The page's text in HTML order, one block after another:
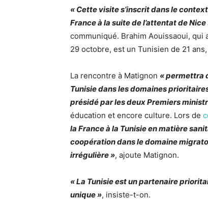
« Cette visite s’inscrit dans le
France à la suite de l’attentat de Nice
communiqué. Brahim Aouissaoui,
29 octobre, est un Tunisien de 21
La rencontre à Matignon « permettra
Tunisie dans les domaines
présidé par les deux Premiers
éducation et encore culture. Lors de
la France à la Tunisie en matière
coopération dans le domaine
irrégulière », ajoute Matignon.
« La Tunisie est un partenaire
unique », insiste-t-on.